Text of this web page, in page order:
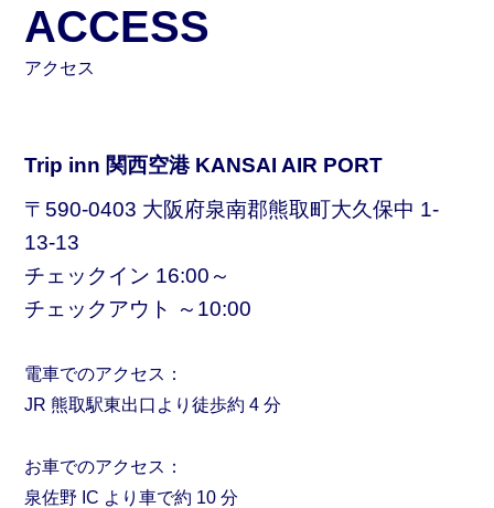
ACCESS
アクセス
Trip inn 関西空港 KANSAI AIR PORT
〒590-0403 大阪府泉南郡熊取町大久保中 1-
13-13
チェックイン 16:00～
チェックアウト ～10:00
電車でのアクセス：
JR 熊取駅東出口より徒歩約 4 分
お車でのアクセス：
泉佐野 IC より車で約 10 分